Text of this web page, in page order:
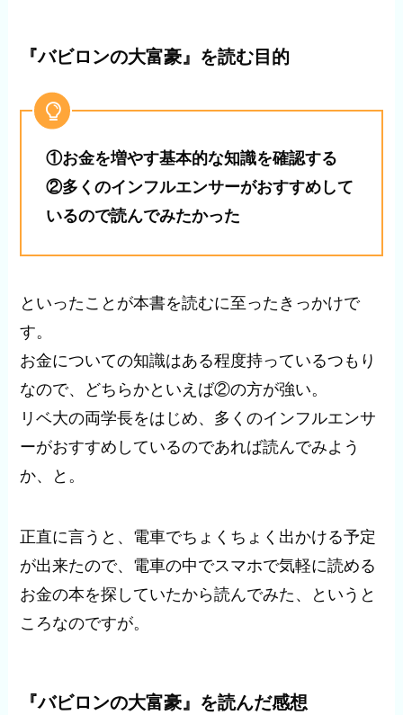
『バビロンの大富豪』を読む目的
①お金を増やす基本的な知識を確認する
②多くのインフルエンサーがおすすめして
いるので読んでみたかった
といったことが本書を読むに至ったきっかけで
す。
お金についての知識はある程度持っているつもり
なので、どちらかといえば②の方が強い。
リベ大の両学長をはじめ、多くのインフルエンサ
ーがおすすめしているのであれば読んでみよう
か、と。
正直に言うと、電車でちょくちょく出かける予定
が出来たので、電車の中でスマホで気軽に読める
お金の本を探していたから読んでみた、というと
ころなのですが。
『バビロンの大富豪』を読んだ感想